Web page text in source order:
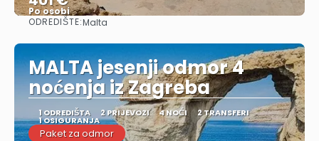
Po osobi
ODREDIŠTE:Malta
MALTA jesenji odmor 4
noćenja iz Zagreba
1 ODREDIŠTA 2 PRIJEVOZI 4 NOĆI 2 TRANSFERI
1 OSIGURANJA
Paket za odmor